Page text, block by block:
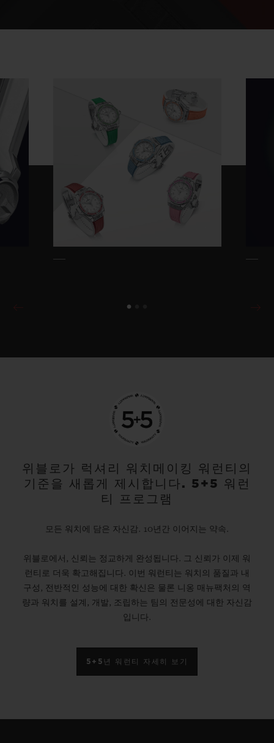
위블로가 럭셔리 워치메이킹 워런티의
기준을 새롭게 제시합니다. 5+5 워런
티 프로그램
모든 워치에 담은 자신감. 10년간 이어지는 약속.
위블로에서, 신뢰는 정교하게 완성됩니다. 그 신뢰가 이제 워
런티로 더욱 확고해집니다. 이번 워런티는 워치의 품질과 내
구성, 전반적인 성능에 대한 확신은 물론 니옹 매뉴팩처의 역
량과 워치를 설계, 개발, 조립하는 팀의 전문성에 대한 자신감
입니다.
5+5년 워런티 자세히 보기